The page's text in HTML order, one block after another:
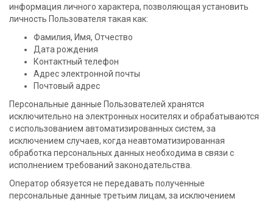
информация личного характера, позволяющая установить
личность Пользователя такая как:
Фамилия, Имя, Отчество
Дата рождения
Контактный телефон
Адрес электронной почты
Почтовый адрес
Персональные данные Пользователей хранятся
исключительно на электронных носителях и обрабатываются
с использованием автоматизированных систем, за
исключением случаев, когда неавтоматизированная
обработка персональных данных необходима в связи с
исполнением требований законодательства.
Оператор обязуется не передавать полученные
персональные данные третьим лицам, за исключением